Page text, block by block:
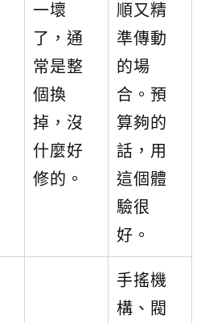
一壞
了，通
常是整
個換
掉，沒
什麼好
修的。
順又精
準傳動
的場
合。預
算夠的
話，用
這個體
驗很
好。
手搖機
構、閥